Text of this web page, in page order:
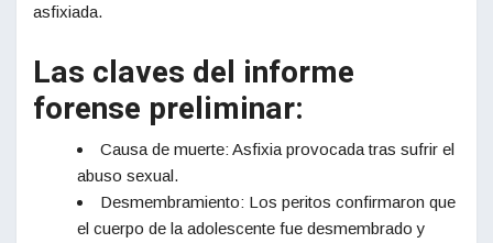
asfixiada.
Las claves del informe
forense preliminar:
Causa de muerte: Asfixia provocada tras sufrir el
abuso sexual.
Desmembramiento: Los peritos confirmaron que
el cuerpo de la adolescente fue desmembrado y